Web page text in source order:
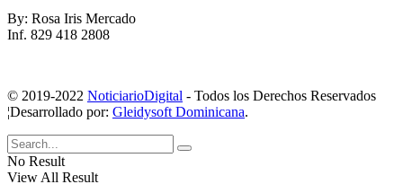
By: Rosa Iris Mercado
Inf. 829 418 2808
© 2019-2022 NoticiarioDigital - Todos los Derechos Reservados
¦Desarrollado por: Gleidysoft Dominicana.
No Result
View All Result